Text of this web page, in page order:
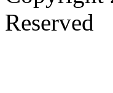
Reserved